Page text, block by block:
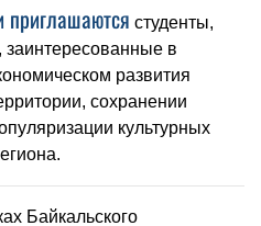
приглашаются студенты,
заинтересованные в
развития
сохранении
культурных
Байкальского